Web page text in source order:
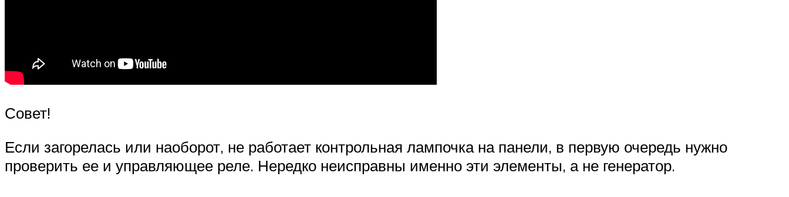
Совет!
Если загорелась или наоборот, не работает контрольная лампочка на панели, в первую очередь нужно
проверить ее и управляющее реле. Нередко неисправны именно эти элементы, а не генератор.